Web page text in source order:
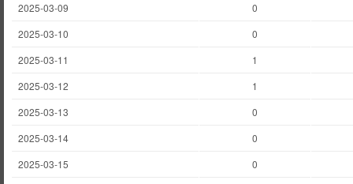
2025-03-09
0
2025-03-10
0
2025-03-11
1
2025-03-12
1
2025-03-13
0
2025-03-14
0
2025-03-15
0